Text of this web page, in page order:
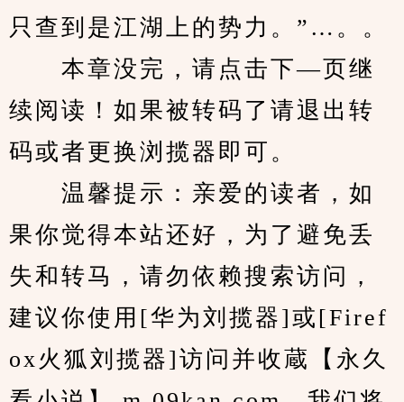
只查到是江湖上的势力。”…。。
本章没完，请点击下—页继
续阅读！如果被转码了请退出转
码或者更换浏揽器即可。
温馨提示：亲爱的读者，如
果你觉得本站还好，为了避免丢
失和转马，请勿依赖搜索访问，
建议你使用[华为刘揽器]或[Firef
ox火狐刘揽器]访问并收蔵【永久